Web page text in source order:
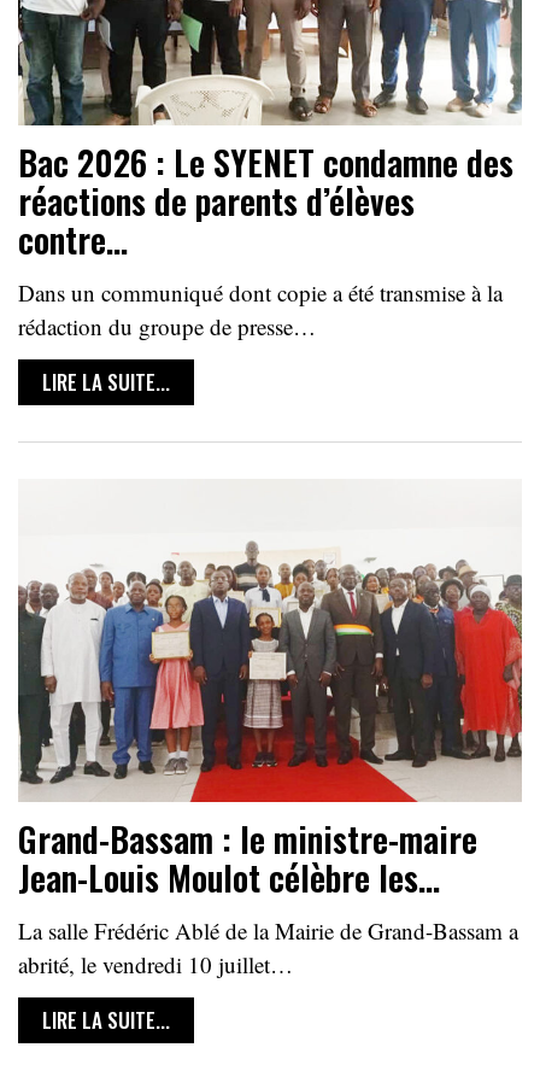
Bac 2026 : Le SYENET condamne des
réactions de parents d’élèves
contre…
Dans un communiqué dont copie a été transmise à la
rédaction du groupe de presse…
LIRE LA SUITE...
Grand-Bassam : le ministre-maire
Jean-Louis Moulot célèbre les…
La salle Frédéric Ablé de la Mairie de Grand-Bassam a
abrité, le vendredi 10 juillet…
LIRE LA SUITE...